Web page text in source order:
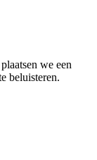
plaatsen we een
beluisteren.